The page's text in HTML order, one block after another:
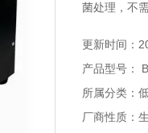
菌处理，不
更新时间：
产品型号：
所属分类：
厂商性质：